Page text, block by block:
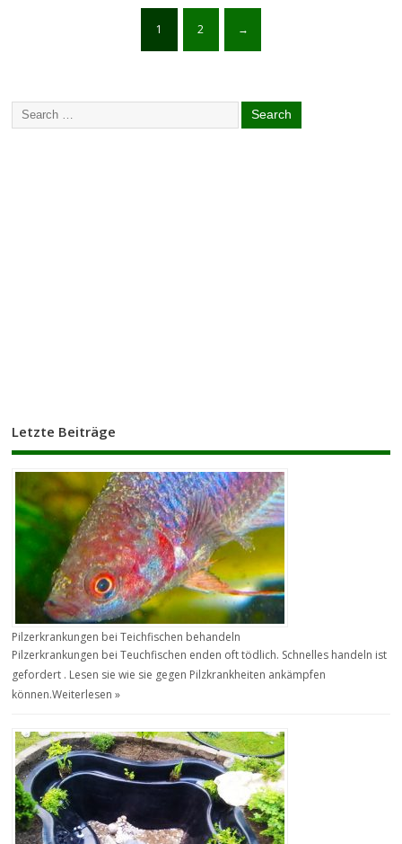
1 2 →
Letzte Beiträge
Pilzerkrankungen bei Teichfischen behandeln
Pilzerkrankungen bei Teuchfischen enden oft tödlich. Schnelles handeln ist
gefordert . Lesen sie wie sie gegen Pilzkrankheiten ankämpfen
können.Weiterlesen »